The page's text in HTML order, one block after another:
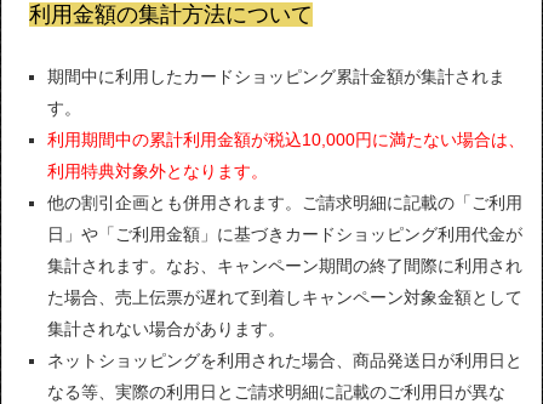
利用金額の集計方法について
期間中に利用したカードショッピング累計金額が集計されま
す。
利用期間中の累計利用金額が税込10,000円に満たない場合は、
利用特典対象外となります。
他の割引企画とも併用されます。ご請求明細に記載の「ご利用
日」や「ご利用金額」に基づきカードショッピング利用代金が
集計されます。なお、キャンペーン期間の終了間際に利用され
た場合、売上伝票が遅れて到着しキャンペーン対象金額として
集計されない場合があります。
ネットショッピングを利用された場合、商品発送日が利用日と
なる等、実際の利用日とご請求明細に記載のご利用日が異な